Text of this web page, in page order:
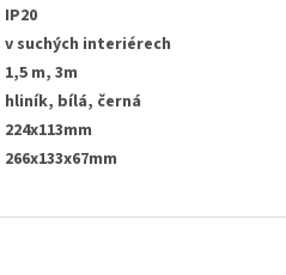
IP20
v suchých interiérech
1,5 m, 3m
hliník, bílá, černá
224x113mm
266x133x67mm